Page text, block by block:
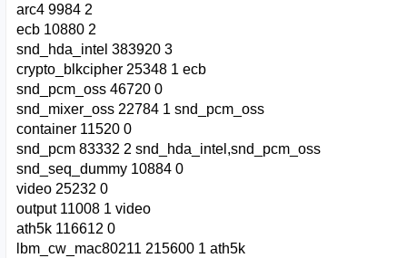
arc4 9984 2
ecb 10880 2
snd_hda_intel 383920 3
crypto_blkcipher 25348 1 ecb
snd_pcm_oss 46720 0
snd_mixer_oss 22784 1 snd_pcm_oss
container 11520 0
snd_pcm 83332 2 snd_hda_intel,snd_pcm_oss
snd_seq_dummy 10884 0
video 25232 0
output 11008 1 video
ath5k 116612 0
lbm_cw_mac80211 215600 1 ath5k